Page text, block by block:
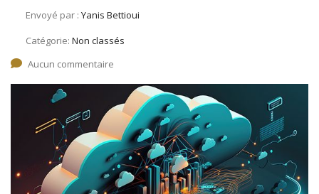
Envoyé par : Yanis Bettioui
Catégorie: Non classés
Aucun commentaire